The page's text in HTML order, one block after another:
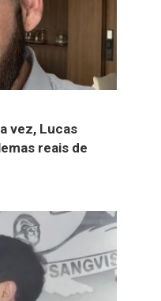
vez, Lucas
reais de